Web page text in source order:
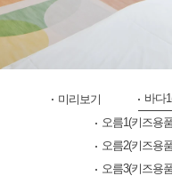
미리보기
바다
오름1(키즈용
오름2(키즈용
오름3(키즈용